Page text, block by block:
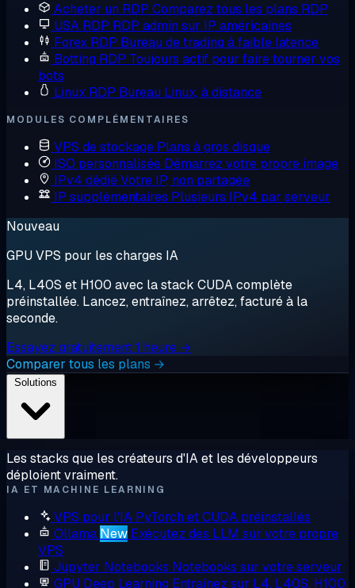
Acheter un RDP Comparez tous les plans RDP
USA RDP RDP admin sur IP américaines
Forex RDP Bureau de trading à faible latence
Botting RDP Toujours actif pour faire tourner vos
bots
Linux RDP Bureau Linux, à distance
MODULES COMPLÉMENTAIRES
VPS de stockage Plans à gros disque
ISO personnalisée Démarrez votre propre image
IPv4 dédiéVotre IP, non partagée
IP supplémentaires Plusieurs IPv4 par serveur
Nouveau
GPU VPS pour les charges IA
L4, L40S et H100 avec la stack CUDA complète
préinstallée. Lancez, entraînez, arrêtez, facturé à la
seconde.
Essayez gratuitement 1 heure →
Comparer tous les plans →
Les stacks que les créateurs d'IA et les développeurs
déploient vraiment.
IA ET MACHINE LEARNING
VPS pour l'IA PyTorch et CUDA préinstallés
Ollama New Exécutez des LLM sur votre propre
VPS
Jupyter Notebooks Notebooks sur votre serveur
GPU Deep Learning Entraînez sur L4, L40S, H100